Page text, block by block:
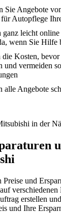
Sie Angebote
Autopflege
ganz leicht
wenn Sie Hilfe
die Kosten,
und vermeiden
alle Angebote
in der
und
erstellen
und Ihre